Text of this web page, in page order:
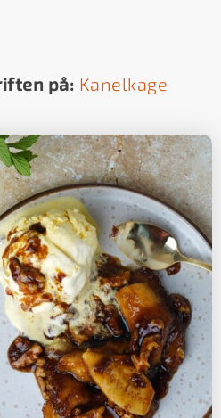
på: Kanelkage